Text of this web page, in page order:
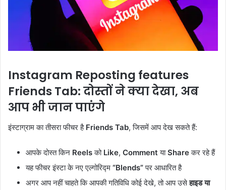
Instagram Reposting features
Friends Tab: दोस्तों ने क्या देखा, अब
आप भी जान पाएंगे
इंस्टाग्राम का तीसरा फीचर है Friends Tab, जिसमें आप देख सकते हैं:
आपके दोस्त किन Reelsको Like, CommentयाShareकर रहे हैं
यह फीचर इंस्टा के नए एल्गोरिद्म “Blends”पर आधारित है
अगर आप नहीं चाहते कि आपकी गतिविधि कोई देखे, तो आप उसेहाइड या